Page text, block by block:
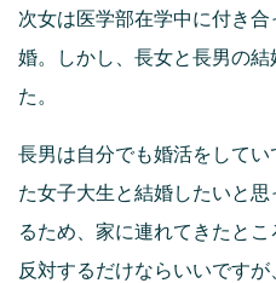
次女は医学部在学中に付き
婚。しかし、長女と長男の
た。
長男は自分でも婚活をして
た女子大生と結婚したいと
るため、家に連れてきたとこ
反対するだけならいいですが